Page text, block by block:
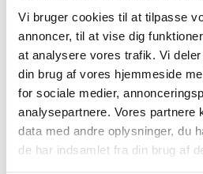
Vi bruger cookies til at tilpasse
annoncer, til at vise dig
at analysere vores trafik. Vi
din brug af vores hjemmeside
for sociale medier,
analysepartnere. Vores partnere
data med andre oplysninger, du
de har indsamlet fra din brug af
REDUCED Kalvefond